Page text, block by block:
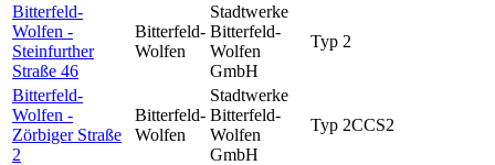
Bitterfeld-
Wolfen -
Steinfurther
Straße 46
Bitterfeld-
Wolfen
Stadtwerke
Bitterfeld-
Wolfen
GmbH
Typ 2
Bitterfeld-
Wolfen -
Zörbiger Straße
2
Bitterfeld-
Wolfen
Stadtwerke
Bitterfeld-
Wolfen
GmbH
Typ 2CCS2